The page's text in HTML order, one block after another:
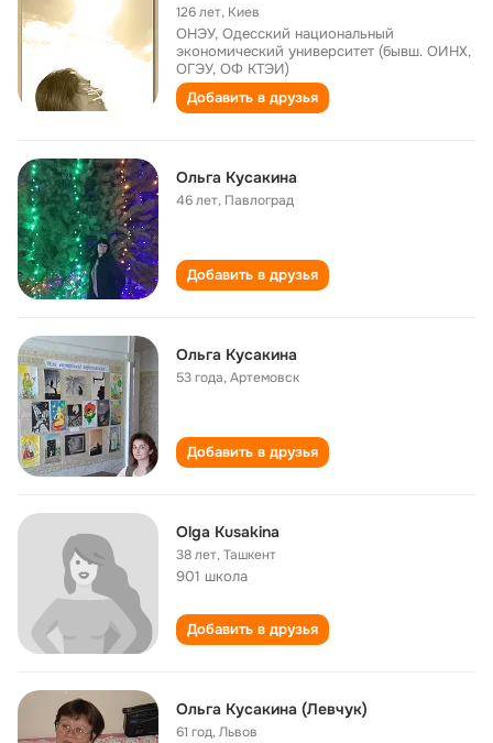
126 лет, Киев
ОНЭУ, Одесский национальный
экономический университет (бывш. ОИНХ,
ОГЭУ, ОФ КТЭИ)
Добавить в друзья
Ольга Кусакина
46 лет, Павлоград
Добавить в друзья
Ольга Кусакина
53 года,Артемовск
Добавить в друзья
Olga Kusakina
38 лет,Ташкент
901 школа
Добавить в друзья
Ольга Кусакина (Левчук)
61 год,Львов